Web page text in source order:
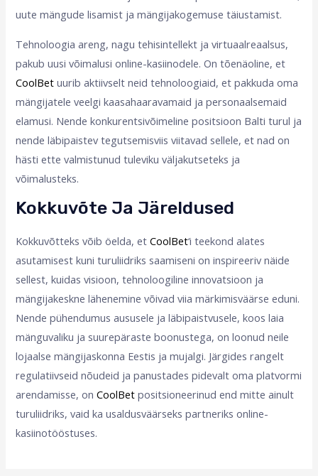
uute mängude lisamist ja mängijakogemuse täiustamist.
Tehnoloogia areng, nagu tehisintellekt ja virtuaalreaalsus,
pakub uusi võimalusi online-kasiinodele. On tõenäoline, et
CoolBet uurib aktiivselt neid tehnoloogiaid, et pakkuda oma
mängijatele veelgi kaasahaaravamaid ja personaalsemaid
elamusi. Nende konkurentsivõimeline positsioon Balti turul ja
nende läbipaistev tegutsemisviis viitavad sellele, et nad on
hästi ette valmistunud tuleviku väljakutseteks ja
võimalusteks.
Kokkuvõte Ja Järeldused
Kokkuvõtteks võib öelda, etCoolBet‘i teekond alates
asutamisest kuni turuliidriks saamiseni on inspireeriv näide
sellest, kuidas visioon, tehnoloogiline innovatsioon ja
mängijakeskne lähenemine võivad viia märkimisväärse eduni.
Nende pühendumus aususele ja läbipaistvusele, koos laia
mänguvaliku ja suurepäraste boonustega, on loonud neile
lojaalse mängijaskonna Eestis ja mujalgi. Järgides rangelt
regulatiivseid nõudeid ja panustades pidevalt oma platvormi
arendamisse, onCoolBet positsioneerinud end mitte ainult
turuliidriks, vaid ka usaldusväärseks partneriks online-
kasiinotööstuses.